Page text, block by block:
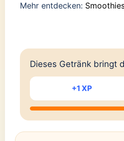
Mehr entdecken:
Dieses Getränk bringt
+1 XP